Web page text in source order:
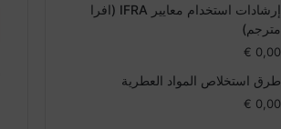
إرشادات استخدام معايير IFRA (افرا
مترجم)
€ 0,00
طرق استخلاص المواد العطرية
€ 0,00